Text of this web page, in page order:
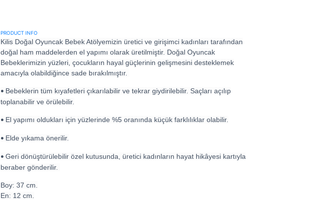
PRODUCT INFO
Kilis Doğal Oyuncak Bebek Atölyemizin üretici ve girişimci kadınları tarafından
doğal ham maddelerden el yapımı olarak üretilmiştir. Doğal Oyuncak
Bebeklerimizin yüzleri, çocukların hayal güçlerinin gelişmesini desteklemek
amacıyla olabildiğince sade bırakılmıştır.
• Bebeklerin tüm kıyafetleri çıkarılabilir ve tekrar giydirilebilir. Saçları açılıp
toplanabilir ve örülebilir.
• El yapımı oldukları için yüzlerinde %5 oranında küçük farklılıklar olabilir.
• Elde yıkama önerilir.
• Geri dönüştürülebilir özel kutusunda, üretici kadınların hayat hikâyesi kartıyla
beraber gönderilir.
Boy: 37 cm.
En: 12 cm.